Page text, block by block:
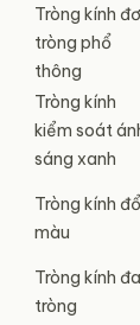
Tròng kính
tròng phổ
thông
Tròng kính
kiểm soát
sáng xanh
Tròng kính
màu
Tròng kính đa
tròng